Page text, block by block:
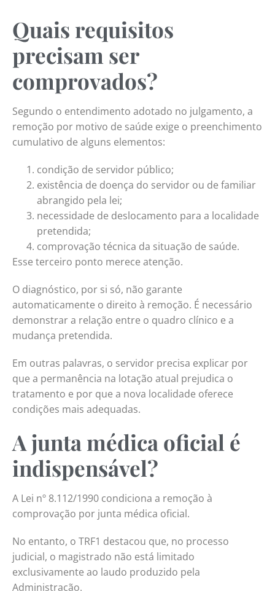
Quais requisitos
precisam ser
comprovados?
Segundo o entendimento adotado no julgamento, a
remoção por motivo de saúde exige o preenchimento
cumulativo de alguns elementos:
condição de servidor público;
existência de doença do servidor ou de familiar
abrangido pela lei;
necessidade de deslocamento para a localidade
pretendida;
comprovação técnica da situação de saúde.
Esse terceiro ponto merece atenção.
O diagnóstico, por si só, não garante
automaticamente o direito à remoção. É necessário
demonstrar a relação entre o quadro clínico e a
mudança pretendida.
Em outras palavras, o servidor precisa explicar por
que a permanência na lotação atual prejudica o
tratamento e por que a nova localidade oferece
condições mais adequadas.
A junta médica oficial é
indispensável?
A Lei nº 8.112/1990 condiciona a remoção à
comprovação por junta médica oficial.
No entanto, o TRF1 destacou que, no processo
judicial, o magistrado não está limitado
exclusivamente ao laudo produzido pela
Administração.